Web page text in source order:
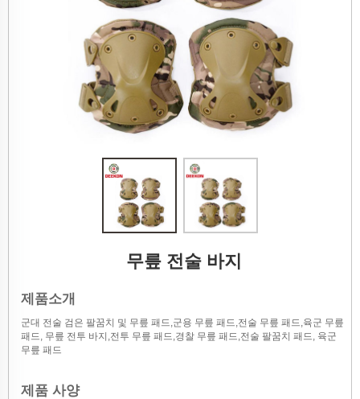
무릎 전술 바지
제품소개
군대 전술 검은 팔꿈치 및 무릎 패드,군용 무릎 패드,전술 무릎 패드,육군 무릎
패드, 무릎 전투 바지,전투 무릎 패드,경찰 무릎 패드,전술 팔꿈치 패드, 육군
무릎 패드
제품 사양